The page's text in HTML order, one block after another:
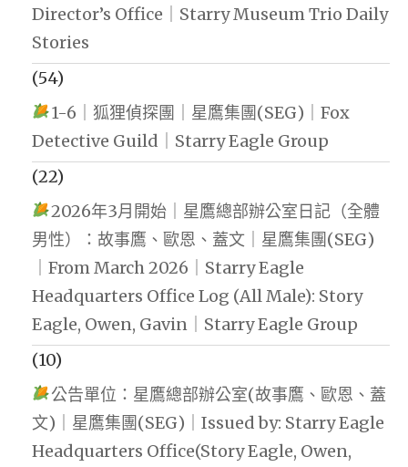
Director’s Office｜Starry Museum Trio Daily
Stories
(54)
1-6｜狐狸偵探團｜星鷹集團(SEG)｜Fox
Detective Guild｜Starry Eagle Group
(22)
2026年3月開始｜星鷹總部辦公室日記（全體
男性）：故事鷹、歐恩、蓋文｜星鷹集團(SEG)
｜From March 2026｜Starry Eagle
Headquarters Office Log (All Male): Story
Eagle, Owen, Gavin｜Starry Eagle Group
(10)
公告單位：星鷹總部辦公室(故事鷹、歐恩、蓋
文)｜星鷹集團(SEG)｜Issued by: Starry Eagle
Headquarters Office(Story Eagle, Owen,